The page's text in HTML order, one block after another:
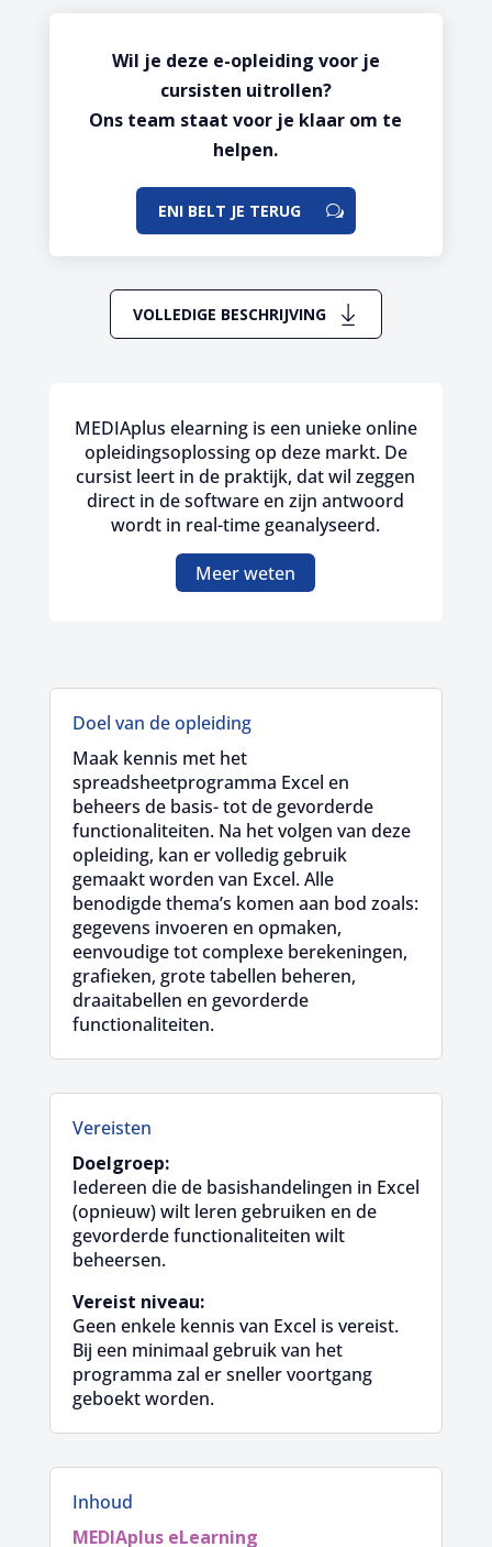
Wil je deze e-opleiding voor je
cursisten uitrollen?
Ons team staat voor je klaar om te
helpen.
ENI BELT JE TERUG
VOLLEDIGE BESCHRIJVING
MEDIAplus elearning is een unieke online
opleidingsoplossing op deze markt. De
cursist leert in de praktijk, dat wil zeggen
direct in de software en zijn antwoord
wordt in real-time geanalyseerd.
Meer weten
Doel van de opleiding
Maak kennis met het
spreadsheetprogramma Excel en
beheers de basis- tot de gevorderde
functionaliteiten. Na het volgen van deze
opleiding, kan er volledig gebruik
gemaakt worden van Excel. Alle
benodigde thema’s komen aan bod zoals:
gegevens invoeren en opmaken,
eenvoudige tot complexe berekeningen,
grafieken, grote tabellen beheren,
draaitabellen en gevorderde
functionaliteiten.
Vereisten
Doelgroep:
Iedereen die de basishandelingen in Excel
(opnieuw) wilt leren gebruiken en de
gevorderde functionaliteiten wilt
beheersen.
Vereist niveau:
Geen enkele kennis van Excel is vereist.
Bij een minimaal gebruik van het
programma zal er sneller voortgang
geboekt worden.
Inhoud
MEDIAplus eLearning